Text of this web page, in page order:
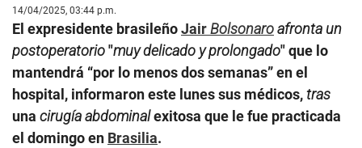
14/04/2025, 03:44 p.m.
El expresidente brasileñoJairBolsonaroafronta un
postoperatorio"muy delicado y prolongado" que lo
mantendrá “por lo menos dos semanas” en el
hospital, informaron este lunes sus médicos,tras
una cirugíaabdominalexitosa que le fue practicada
el domingo en Brasilia.